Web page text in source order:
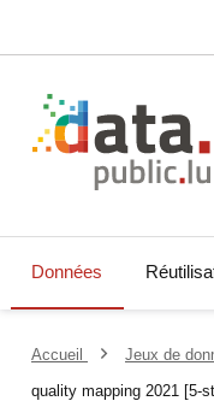
Données
Accueil Jeux de
quality mapping 2021 [5-